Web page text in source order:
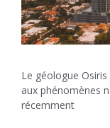
Le géologue
aux phénomènes
récemment